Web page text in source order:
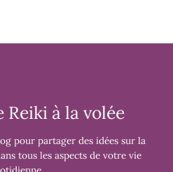
Reiki à la volée
pour partager des idées sur la
tous les aspects de votre vie